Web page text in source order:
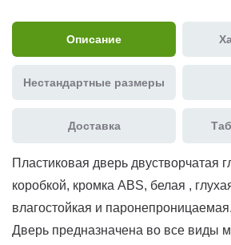
Описание
Нестандартные размеры
Доставка
Пластиковая дверь двустворчатая
коробкой, кромка ABS, белая ,
влагостойкая и паронепроницаемая.
Дверь предназначена во все виды